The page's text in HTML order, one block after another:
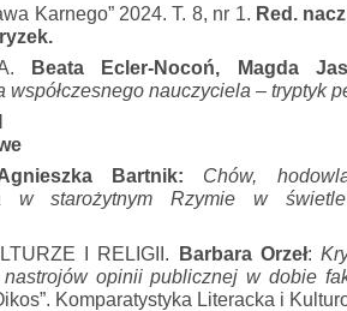
Karnego” 2024. T. 8, nr 1. Red.
Beata Ecler-Nocoń, Magda
współczesnego nauczyciela – tryptyk
Bartnik:
Chów,
w starożytnym Rzymie w
I RELIGII. Barbara Orzeł:
nastrojów opinii publicznej w dobie
Komparatystyka Literacka i